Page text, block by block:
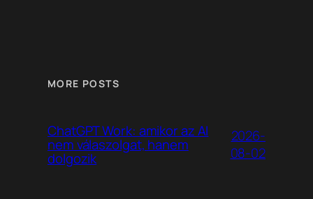
MORE POSTS
ChatGPT Work: amikor az AI
nem válaszolgat, hanem
dolgozik
2026-
08-02